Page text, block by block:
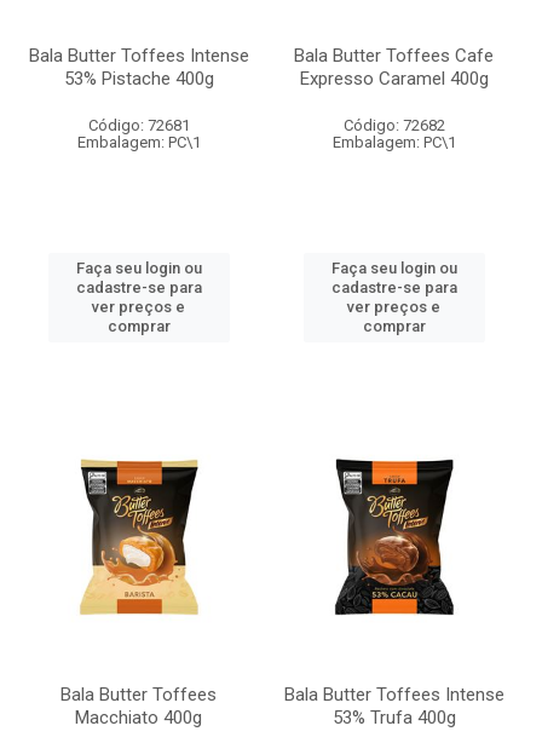
Bala Butter Toffees Intense
53% Pistache 400g
Código: 72681
Embalagem: PC\1
Faça seu login ou
cadastre-se para
ver preços e
comprar
Bala Butter Toffees Cafe
Expresso Caramel 400g
Código: 72682
Embalagem: PC\1
Faça seu login ou
cadastre-se para
ver preços e
comprar
Bala Butter Toffees
Macchiato 400g
Bala Butter Toffees Intense
53% Trufa 400g